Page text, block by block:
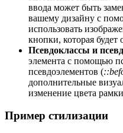
ввода может быть
вашему дизайну с
использовать
кнопки, которая будет
Псевдоклассы и
элемента с помощью
псевдоэлементов (
дополнительные
изменение цвета
Пример стилизации